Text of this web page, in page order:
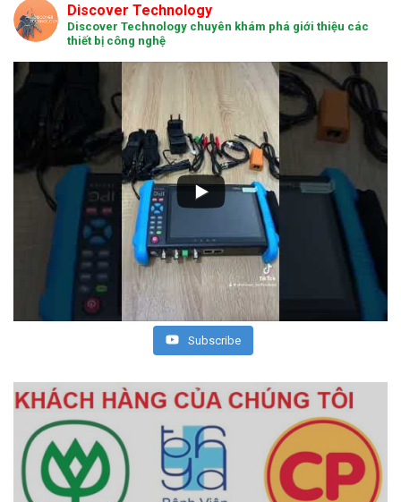
Discover Technology
Discover Technology chuyên khám phá giới thiệu các
thiết bị công nghệ
Subscribe